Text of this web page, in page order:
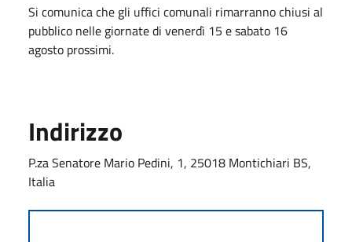
Si comunica che gli uffici comunali rimarranno chiusi al
pubblico nelle giornate di venerdì 15 e sabato 16
agosto prossimi.
Indirizzo
P.za Senatore Mario Pedini, 1, 25018 Montichiari BS,
Italia